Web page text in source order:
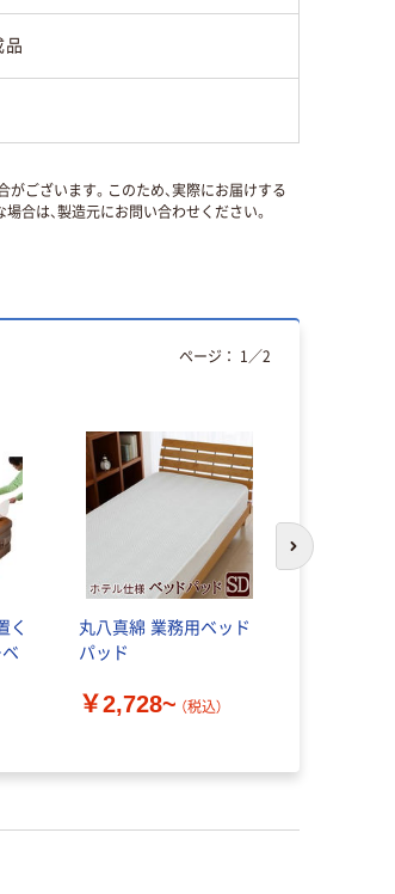
品
がございます。このため、実際にお届けする
合は、製造元にお問い合わせください。
く
丸八真綿 業務用ベッド
パッド
￥2,728~ （税込）
ページ： 1 ／2
次のスライド